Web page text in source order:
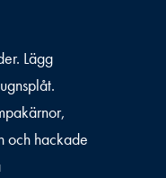
Lägg
och hackade